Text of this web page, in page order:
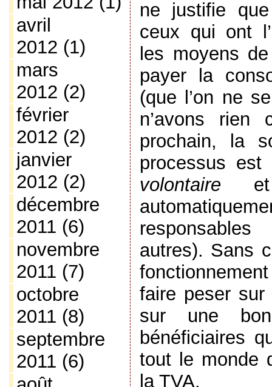
avril
2012 (1)
mars
2012 (2)
février
2012 (2)
janvier
2012 (2)
décembre
2011 (6)
novembre
2011 (7)
octobre
2011 (8)
septembre
2011 (6)
ne justifie
ceux qui ont
les moyens
payer la
(que l’on ne
n’avons rien
prochain, la
processus est
volontaire
autres). Sans
faire peser
sur une
bénéficiaires
tout le monde
la TVA.